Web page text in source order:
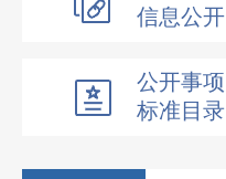
信息公开
公开事项
标准目录